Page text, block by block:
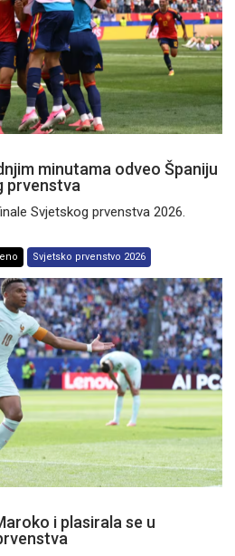
minutama odveo Španiju
prvenstva
Svjetskog prvenstva 2026.
Svjetsko prvenstvo 2026
i plasirala se u